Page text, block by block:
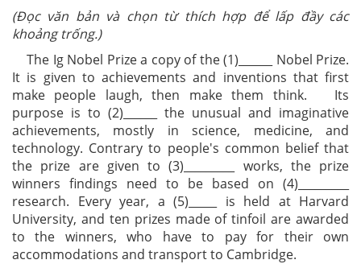
(Đọc văn bản và chọn từ thích hợp để lấp đầy các
khoảng trống.)
The Ig Nobel Prize a copy of the (1)______ Nobel Prize.
It is given to achievements and inventions that first
make people laugh, then make them think. Its
purpose is to (2)______ the unusual and imaginative
achievements, mostly in science, medicine, and
technology. Contrary to people's common belief that
the prize are given to (3)_________ works, the prize
winners findings need to be based on (4)_________
research. Every year, a (5)_____ is held at Harvard
University, and ten prizes made of tinfoil are awarded
to the winners, who have to pay for their own
accommodations and transport to Cambridge.